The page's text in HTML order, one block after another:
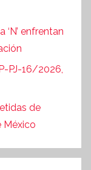
enfrentan
PJ-16/2026,
de
México